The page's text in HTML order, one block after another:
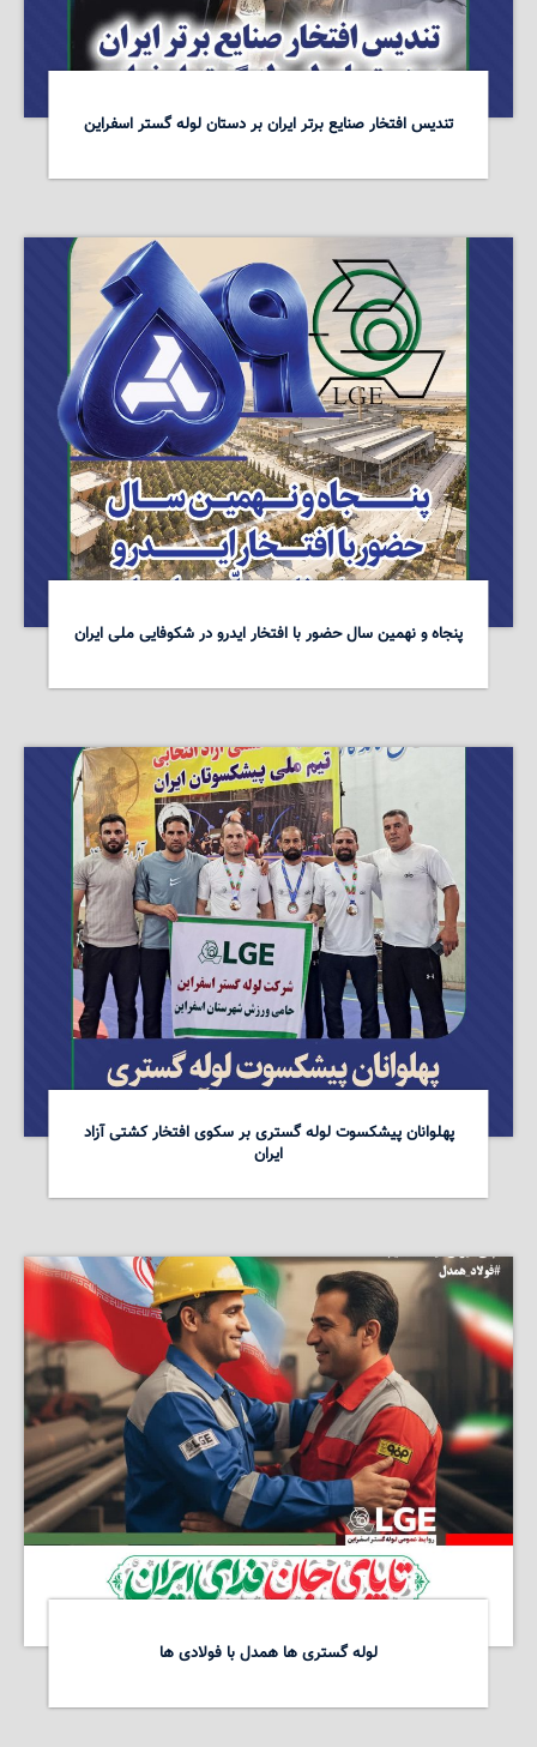
تندیس افتخار صنایع برتر ایران بر دستان لوله گستر اسفراین
پنجاه و نهمین سال حضور با افتخار ایدرو در شکوفایی ملی ایران
پهلوانان پیشکسوت لوله گستری بر سکوی افتخار کشتی آزاد
ایران
لوله گستری ها همدل با فولادی ها